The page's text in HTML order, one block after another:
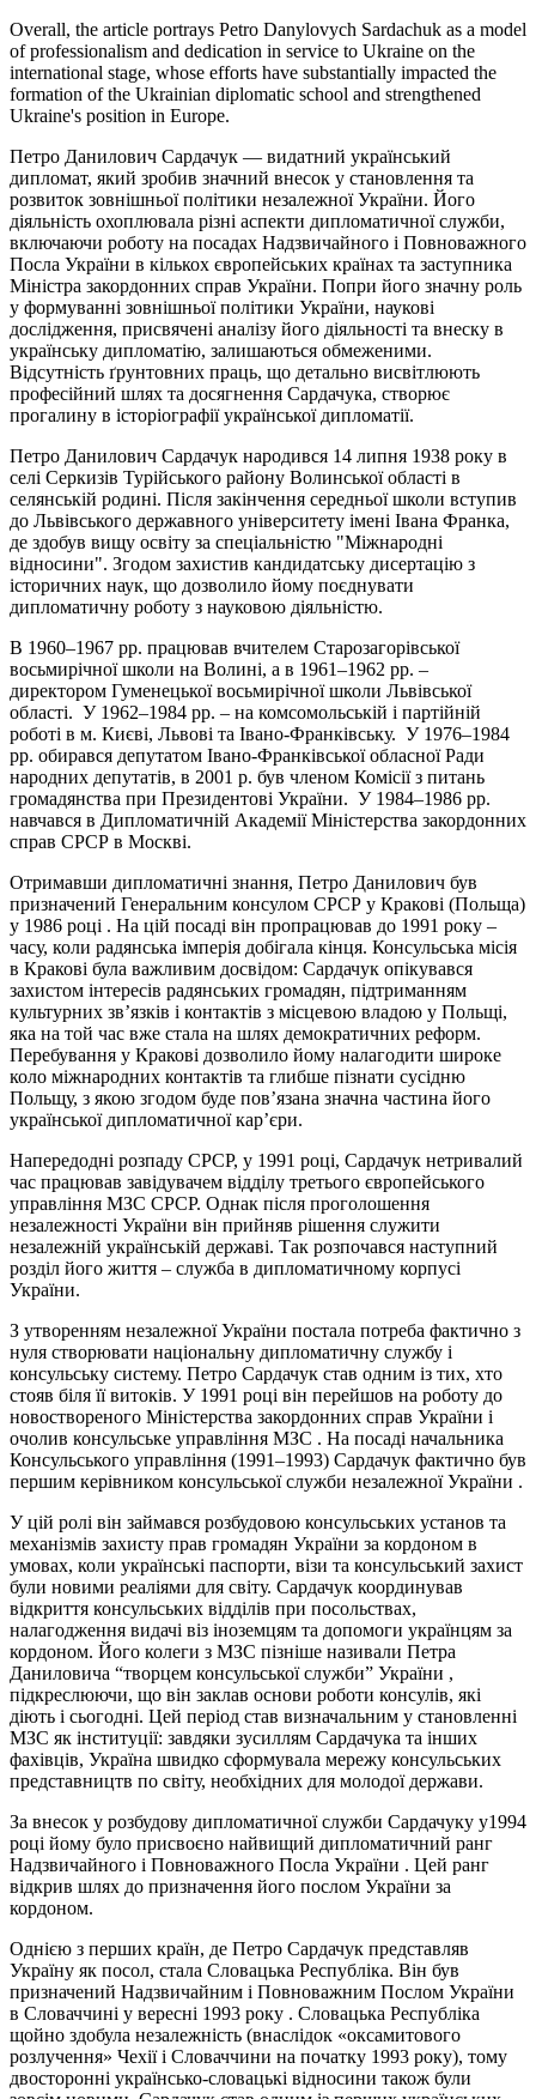
Overall, the article portrays Petro Danylovych Sardachuk as a model
of professionalism and dedication in service to Ukraine on the
international stage, whose efforts have substantially impacted the
formation of the Ukrainian diplomatic school and strengthened
Ukraine's position in Europe.
Петро Данилович Сардачук — видатний український
дипломат, який зробив значний внесок у становлення та
розвиток зовнішньої політики незалежної України. Його
діяльність охоплювала різні аспекти дипломатичної служби,
включаючи роботу на посадах Надзвичайного і Повноважного
Посла України в кількох європейських країнах та заступника
Міністра закордонних справ України. Попри його значну роль
у формуванні зовнішньої політики України, наукові
дослідження, присвячені аналізу його діяльності та внеску в
українську дипломатію, залишаються обмеженими.
Відсутність ґрунтовних праць, що детально висвітлюють
професійний шлях та досягнення Сардачука, створює
прогалину в історіографії української дипломатії.
Петро Данилович Сардачук народився 14 липня 1938 року в
селі Серкизів Турійського району Волинської області в
селянській родині. Після закінчення середньої школи вступив
до Львівського державного університету імені Івана Франка,
де здобув вищу освіту за спеціальністю "Міжнародні
відносини". Згодом захистив кандидатську дисертацію з
історичних наук, що дозволило йому поєднувати
дипломатичну роботу з науковою діяльністю.
В 1960–1967 рр. працював вчителем Старозагорівської
восьмирічної школи на Волині, а в 1961–1962 рр. –
директором Гуменецької восьмирічної школи Львівської
області. У 1962–1984 рр. – на комсомольській і партійній
роботі в м. Києві, Львові та Івано-Франківську. У 1976–1984
рр. обирався депутатом Івано-Франківської обласної Ради
народних депутатів, в 2001 р. був членом Комісії з питань
громадянства при Президентові України. У 1984–1986 рр.
навчався в Дипломатичній Академії Міністерства закордонних
справ СРСР в Москві.
Отримавши дипломатичні знання, Петро Данилович був
призначений Генеральним консулом СРСР у Кракові (Польща)
у 1986 році . На цій посаді він пропрацював до 1991 року –
часу, коли радянська імперія добігала кінця. Консульська місія
в Кракові була важливим досвідом: Сардачук опікувався
захистом інтересів радянських громадян, підтриманням
культурних зв’язків і контактів з місцевою владою у Польщі,
яка на той час вже стала на шлях демократичних реформ.
Перебування у Кракові дозволило йому налагодити широке
коло міжнародних контактів та глибше пізнати сусідню
Польщу, з якою згодом буде пов’язана значна частина його
української дипломатичної кар’єри.
Напередодні розпаду СРСР, у 1991 році, Сардачук нетривалий
час працював завідувачем відділу третього європейського
управління МЗС СРСР. Однак після проголошення
незалежності України він прийняв рішення служити
незалежній українській державі. Так розпочався наступний
розділ його життя – служба в дипломатичному корпусі
України.
З утворенням незалежної України постала потреба фактично з
нуля створювати національну дипломатичну службу і
консульську систему. Петро Сардачук став одним із тих, хто
стояв біля її витоків. У 1991 році він перейшов на роботу до
новоствореного Міністерства закордонних справ України і
очолив консульське управління МЗС . На посаді начальника
Консульського управління (1991–1993) Сардачук фактично був
першим керівником консульської служби незалежної України .
У цій ролі він займався розбудовою консульських установ та
механізмів захисту прав громадян України за кордоном в
умовах, коли українські паспорти, візи та консульський захист
були новими реаліями для світу. Сардачук координував
відкриття консульських відділів при посольствах,
налагодження видачі віз іноземцям та допомоги українцям за
кордоном. Його колеги з МЗС пізніше називали Петра
Даниловича “творцем консульської служби” України ,
підкреслюючи, що він заклав основи роботи консулів, які
діють і сьогодні. Цей період став визначальним у становленні
МЗС як інституції: завдяки зусиллям Сардачука та інших
фахівців, Україна швидко сформувала мережу консульських
представництв по світу, необхідних для молодої держави.
За внесок у розбудову дипломатичної служби Сардачуку у1994
році йому було присвоєно найвищий дипломатичний ранг
Надзвичайного і Повноважного Посла України . Цей ранг
відкрив шлях до призначення його послом України за
кордоном.
Однією з перших країн, де Петро Сардачук представляв
Україну як посол, стала Словацька Республіка. Він був
призначений Надзвичайним і Повноважним Послом України
в Словаччині у вересні 1993 року . Словацька Республіка
щойно здобула незалежність (внаслідок «оксамитового
розлучення» Чехії і Словаччини на початку 1993 року), тому
двосторонні українсько-словацькі відносини також були